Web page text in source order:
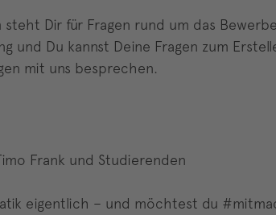
steht Dir für Fragen rund um das
und Du kannst Deine Fragen zum
mit uns besprechen.
Frank und Studierenden
eigentlich – und möchtest du